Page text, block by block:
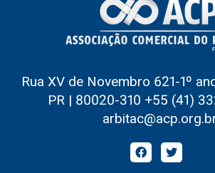
Rua XV de Novembro 621-1º
PR | 80020-310 +55 (41)